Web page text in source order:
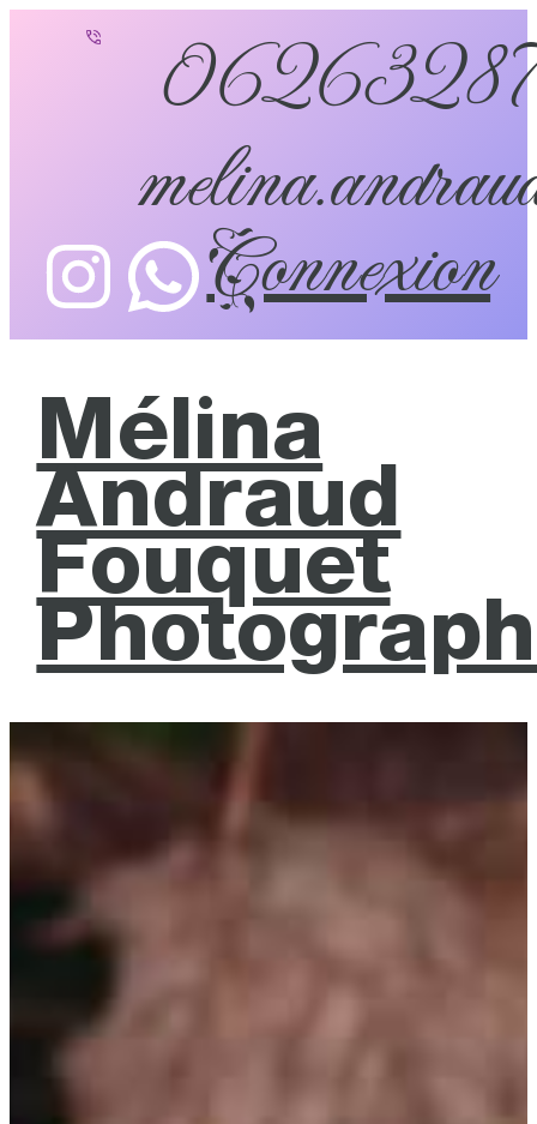
Connexion
Mélina
Andraud
Fouquet